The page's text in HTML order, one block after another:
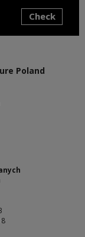
Check
Poland